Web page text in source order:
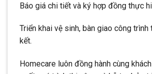
Báo giá chi tiết và ký hợp đồng thực
Triển khai vệ sinh, bàn giao công
kết.
Homecare luôn đồng hành cùng